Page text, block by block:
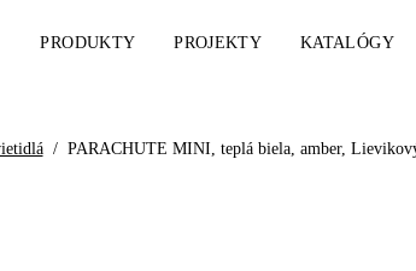
PRODUKTY PROJEKTY KATALÓGY
/ PARACHUTE MINI, teplá biela, amber,